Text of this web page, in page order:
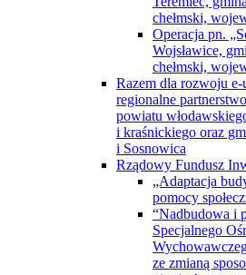
Pełnomocnik do
Niejawnych
Wydział
Wydział Budżetu i
Wydział Edukacji,
Społecznych
Wydział Geodezji,
Nieruchomościami
Wydział Infrastruktury
Wydział Komunikacji
Wydział
Wydział Promocji i
Wydział Rolnictwa,
Środowiska
Zespół ds.
Kryzysowego
Zespół Radców